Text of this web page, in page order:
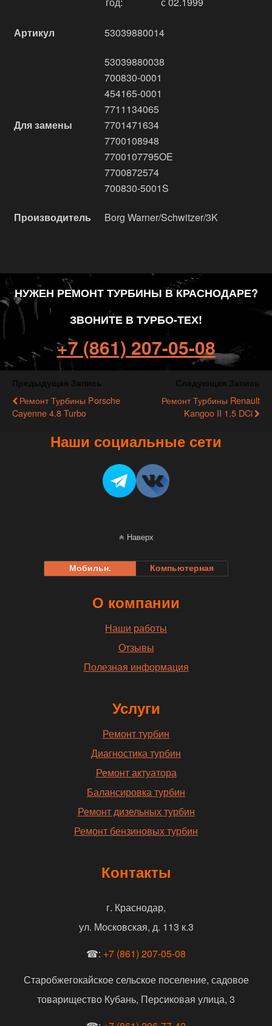
Артикул 53039880014
Для замены
53039880038
700830-0001
454165-0001
7711134065
7701471634
7700108948
7700107795OE
7700872574
700830-5001S
Производитель Borg Warner/Schwitzer/3K
НУЖЕН РЕМОНТ ТУРБИНЫ В КРАСНОДАРЕ?
ЗВОНИТЕ В ТУРБО-ТЕХ!
+7 (861) 207-05-08
Ремонт Турбины Porsche
Cayenne 4.8 Turbo
Ремонт Турбины Renault
Kangoo II 1.5 DCi
Наши социальные сети
Наверх
Мобильн. Компьютерная
О компании
Наши работы
Отзывы
Полезная информация
Услуги
Ремонт турбин
Диагностика турбин
Ремонт актуатора
Балансировка турбин
Ремонт дизельных турбин
Ремонт бензиновых турбин
Контакты
г. Краснодар,
ул. Московская, д. 113 к.3
☎: +7 (861) 207-05-08
Старобжегокайское сельское поселение, садовое
товарищество Кубань, Персиковая улица, 3